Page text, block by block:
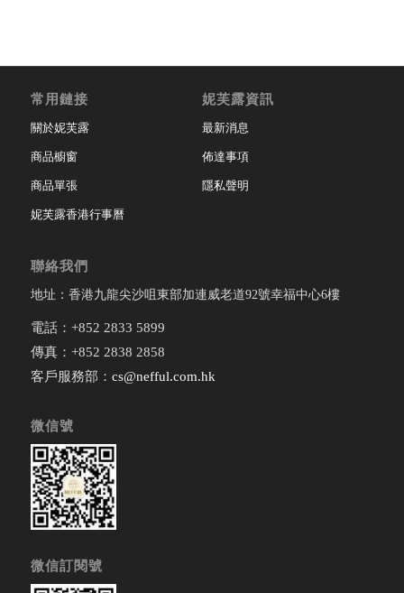
常用鏈接
關於妮芙露
商品櫥窗
商品單張
妮芙露香港行事曆
妮芙露資訊
最新消息
佈達事項
隱私聲明
聯絡我們
地址：香港九龍尖沙咀東部加連威老道92號幸福中心6樓
電話：+852 2833 5899
傳真：+852 2838 2858
客戶服務部： cs@nefful.com.hk
微信號
微信訂閱號